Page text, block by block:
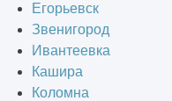
Егорьевск
Звенигород
Ивантеевка
Кашира
Коломна